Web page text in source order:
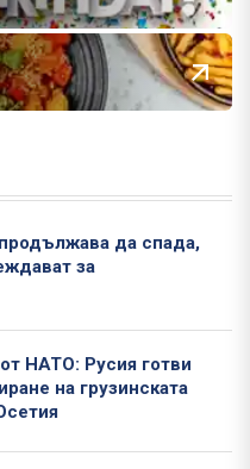
да спада,
за
НАТО: Русия готви
на грузинската